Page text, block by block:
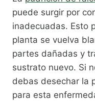
puede surgir por
inadecuadas. Esto
planta se vuelva
partes dañadas y
sustrato nuevo. Si
debas desechar la
para esta